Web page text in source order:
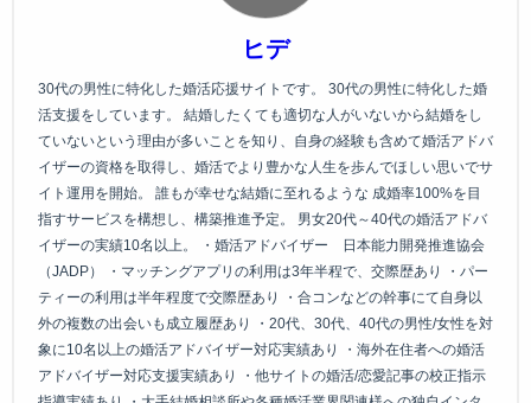
ヒデ
30代の男性に特化した婚活応援サイトです。 30代の男性に特化した婚
活支援をしています。 結婚したくても適切な人がいないから結婚をし
ていないという理由が多いことを知り、自身の経験も含めて婚活アドバ
イザーの資格を取得し、婚活でより豊かな人生を歩んでほしい思いでサ
イト運用を開始。 誰もが幸せな結婚に至れるような 成婚率100%を目
指すサービスを構想し、構築推進予定。 男女20代～40代の婚活アドバ
イザーの実績10名以上。 ・婚活アドバイザー 日本能力開発推進協会
（JADP） ・マッチングアプリの利用は3年半程で、交際歴あり ・パー
ティーの利用は半年程度で交際歴あり ・合コンなどの幹事にて自身以
外の複数の出会いも成立履歴あり ・20代、30代、40代の男性/女性を対
象に10名以上の婚活アドバイザー対応実績あり ・海外在住者への婚活
アドバイザー対応支援実績あり ・他サイトの婚活/恋愛記事の校正指示